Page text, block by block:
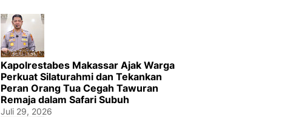
Kapolrestabes Makassar Ajak Warga
Perkuat Silaturahmi dan Tekankan
Peran Orang Tua Cegah Tawuran
Remaja dalam Safari Subuh
Juli 29, 2026